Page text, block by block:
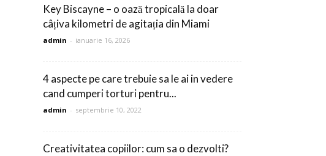
Key Biscayne – o oază tropicală la doar
câțiva kilometri de agitația din Miami
admin - ianuarie 16, 2026
4 aspecte pe care trebuie sa le ai in vedere
cand cumperi torturi pentru...
admin - septembrie 10, 2022
Creativitatea copiilor: cum sa o dezvolti?